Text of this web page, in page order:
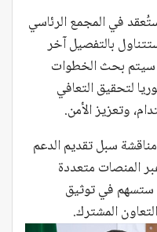
في المجمع الرئاسي
بالتفصيل آخر
سيتم بحث الخطوات
لتحقيق التعافي
وتعزيز الأمن.
سبل تقديم الدعم
المنصات متعددة
ستسهم في توثيق
المشترك.